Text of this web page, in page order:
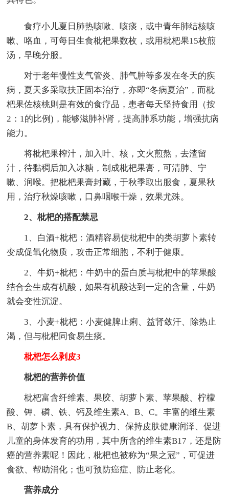
食疗小儿夏日肺热咳嗽、咳痰，或中青年肺结核咳
嗽、咯血，可每日生食枇杷果数枚，或用枇杷果15枚煎
汤，早晚分服。
对于老年慢性支气管炎、肺气肿等多发在冬天的疾
病，夏天多采取扶正固本治疗，亦即“冬病夏治”，而枇
杷果佐核桃则是有效的食疗品，患者每天坚持食用（按
2：1的比例)，能够滋肺补肾，提高肺系功能，增强抗病
能力。
将枇杷果榨汁，加入叶、核，文火煎熬，去渣留
汁，待黏稠后加入冰糖，制成枇杷果膏，可清肺、宁
嗽、润喉。把枇杷果膏封藏，于秋季取出服食，夏果秋
用，治疗秋燥咳嗽，口鼻咽喉干燥，效果尤殊。
2、枇杷的搭配禁忌
1、白酒+枇杷：酒精容易使枇杷中的类胡萝卜素转
变成促氧化物质，攻击正常细胞，不利于健康。
2、牛奶+枇杷：牛奶中的蛋白质与枇杷中的苹果酸
结合会生成有机酸，如果有机酸达到一定的含量，牛奶
就会变性沉淀。
3、小麦+枇杷：小麦健脾止痢、益肾敛汗、除热止
渴，但与枇杷同食易生痰。
枇杷怎么剥皮3
枇杷的营养价值
枇杷富含纤维素、果胶、胡萝卜素、苹果酸、柠檬
酸、钾、磷、铁、钙及维生素A、B、C。丰富的维生素
B、胡萝卜素，具有保护视力、保持皮肤健康润泽、促进
儿童的身体发育的功用，其中所含的维生素B17，还是防
癌的营养素呢！因此，枇杷也被称为“果之冠”，可促进
食欲、帮助消化；也可预防癌症、防止老化。
营养成分